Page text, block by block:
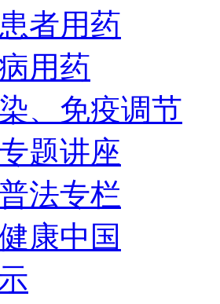
者用药
用药
、免疫调节
题讲座
法专栏
康中国